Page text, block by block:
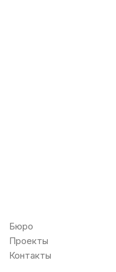
Бюро
Проекты
Контакты